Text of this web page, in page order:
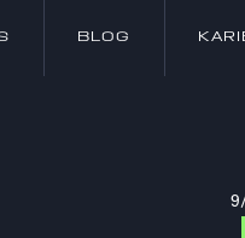
BLOG